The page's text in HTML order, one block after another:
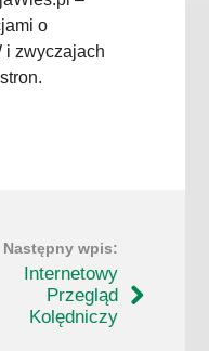
o
i zwyczajach
Internetowy
Przegląd
Kolędniczy